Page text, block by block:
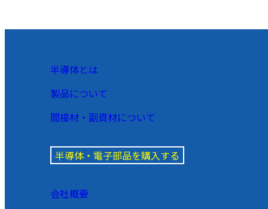
半導体とは
製品について
間接材・副資材について
半導体・電子部品を購入する
会社概要